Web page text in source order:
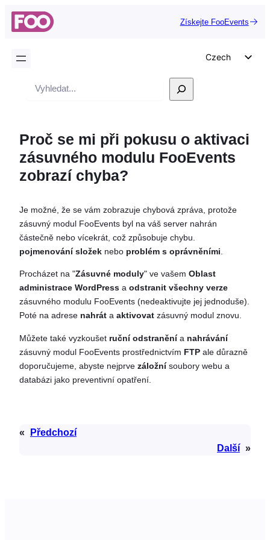
Získejte FooEvents
Czech
Spanish
Italian
Polish
Vyhledávání
Proč se mi při pokusu o aktivaci
zásuvného modulu FooEvents
zobrazí chyba?
Je možné, že se vám zobrazuje chybová zpráva, protože
zásuvný modul FooEvents byl na váš server nahrán
částečně nebo vícekrát, což způsobuje chybu.
pojmenování složek nebo problém s oprávněními
Procházet na "Zásuvné moduly" ve vašem Oblast
administrace WordPress a odstranit všechny verze
zásuvného modulu FooEvents (nedeaktivujte jej jednoduše).
Poté na adrese nahrát a aktivovat zásuvný modul znovu.
Můžete také vyzkoušet ruční odstraněnía nahrávání
zásuvný modul FooEvents prostřednictvím FTP ale důrazně
doporučujeme, abyste nejprve záložnísoubory webu a
databázi jako preventivní opatření.
«
Předchozí
Další »